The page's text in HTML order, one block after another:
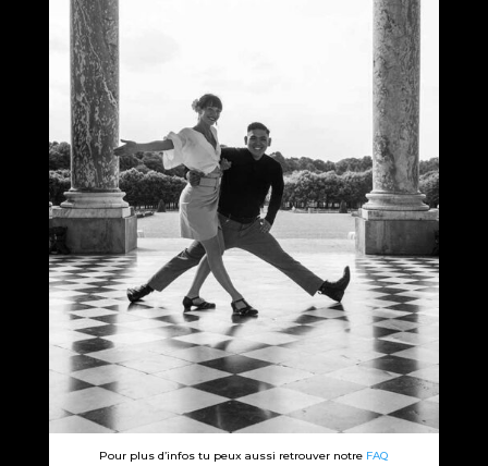
Pour plus d’infos tu peux aussi retrouver notre FAQ